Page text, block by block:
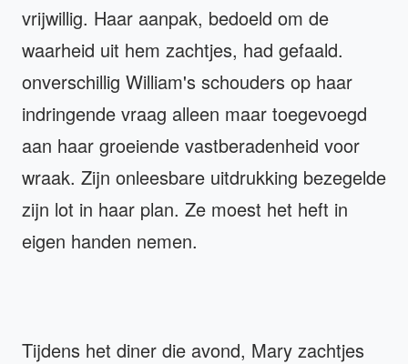
vrijwillig. Haar aanpak, bedoeld om de
waarheid uit hem zachtjes, had gefaald.
onverschillig William's schouders op haar
indringende vraag alleen maar toegevoegd
aan haar groeiende vastberadenheid voor
wraak. Zijn onleesbare uitdrukking bezegelde
zijn lot in haar plan. Ze moest het heft in
eigen handen nemen.
Tijdens het diner die avond, Mary zachtjes